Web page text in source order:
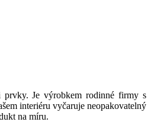
prvky. Je výrobkem rodinné firmy s
interiéru vyčaruje neopakovatelný
na míru.